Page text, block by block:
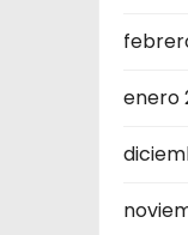
enero